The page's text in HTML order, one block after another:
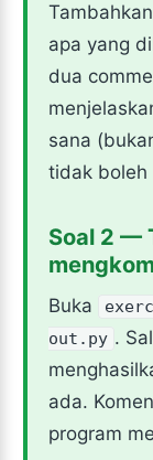
apa yang
dua
sana
tidak boleh
Soal 2 —
Buka
out.py .
ada.
program